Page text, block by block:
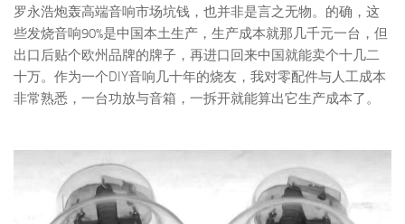
罗永浩炮轰高端音响市场坑钱，也并非是言之无物。的确，这
些发烧音响90%是中国本土生产，生产成本就那几千元一台，但
出口后贴个欧州品牌的牌子，再进口回来中国就能卖个十几二
十万。作为一个DIY音响几十年的烧友，我对零配件与人工成本
非常熟悉，一台功放与音箱，一拆开就能算出它生产成本了。